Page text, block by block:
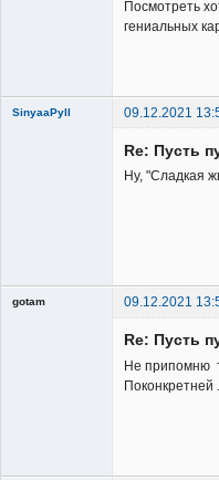
Посмотреть
гениальных
SinyaaPyll 09.12.2021
Re: Пусть
Ну, "Сладкая
gotam
09.12.2021
Re: Пусть
Не припомню
Поконкретней .